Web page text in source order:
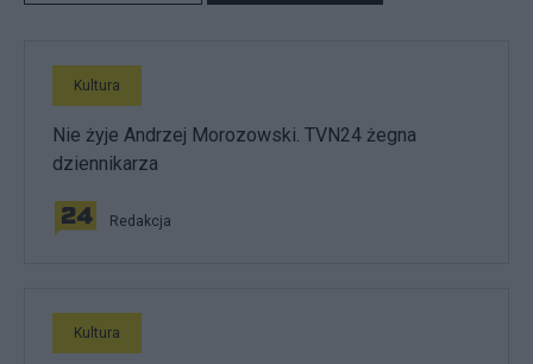
Kultura
Nie żyje Andrzej Morozowski. TVN24 żegna
dziennikarza
Redakcja
Kultura